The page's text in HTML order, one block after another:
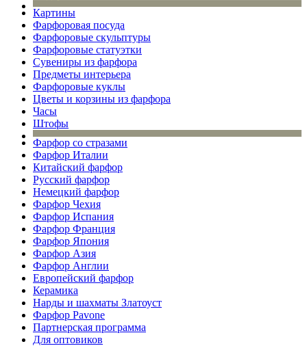
Картины
Фарфоровая посуда
Фарфоровые скульптуры
Фарфоровые статуэтки
Сувениры из фарфора
Предметы интерьера
Фарфоровые куклы
Цветы и корзины из фарфора
Часы
Штофы
Фарфор со стразами
Фарфор Италии
Китайский фарфор
Русский фарфор
Немецкий фарфор
Фарфор Чехия
Фарфор Испания
Фарфор Франция
Фарфор Япония
Фарфор Азия
Фарфор Англии
Европейский фарфор
Керамика
Нарды и шахматы Златоуст
Фарфор Pavone
Партнерская программа
Для оптовиков